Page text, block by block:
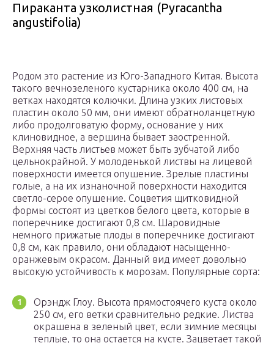
Пираканта узколистная (Pyracantha
angustifolia)
Родом это растение из Юго-Западного Китая. Высота
такого вечнозеленого кустарника около 400 см, на
ветках находятся колючки. Длина узких листовых
пластин около 50 мм, они имеют обратноланцетную
либо продолговатую форму, основание у них
клиновидное, а вершина бывает заостренной.
Верхняя часть листьев может быть зубчатой либо
цельнокрайной. У молоденькой листвы на лицевой
поверхности имеется опушение. Зрелые пластины
голые, а на их изнаночной поверхности находится
светло-серое опушение. Соцветия щитковидной
формы состоят из цветков белого цвета, которые в
поперечнике достигают 0,8 см. Шаровидные
немного прижатые плоды в поперечнике достигают
0,8 см, как правило, они обладают насыщенно-
оранжевым окрасом. Данный вид имеет довольно
высокую устойчивость к морозам. Популярные сорта:
Орэндж Глоу. Высота прямостоячего куста около
250 см, его ветки сравнительно редкие. Листва
окрашена в зеленый цвет, если зимние месяцы
теплые, то она остается на кусте. Зацветает такой